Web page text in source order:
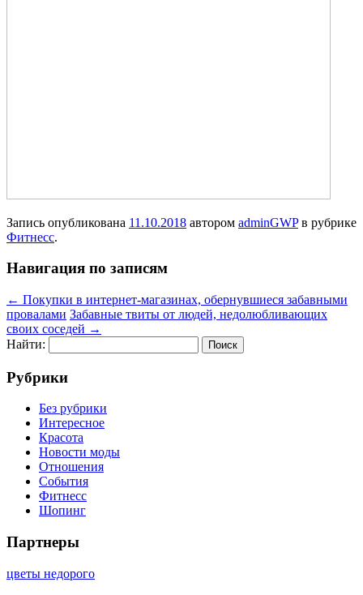
Запись опубликована 11.10.2018 автором adminGWPв рубрике
Фитнесс.
Навигация по записям
← Покупки в интернет-магазинах, обернувшиеся забавными
провалами Забавные твиты от людей, недолюбливающих
своих соседей →
Найти:
Рубрики
Без рубрики
Интересное
Красота
Новости моды
Отношения
События
Фитнесс
Шопинг
Партнеры
цветы недорого